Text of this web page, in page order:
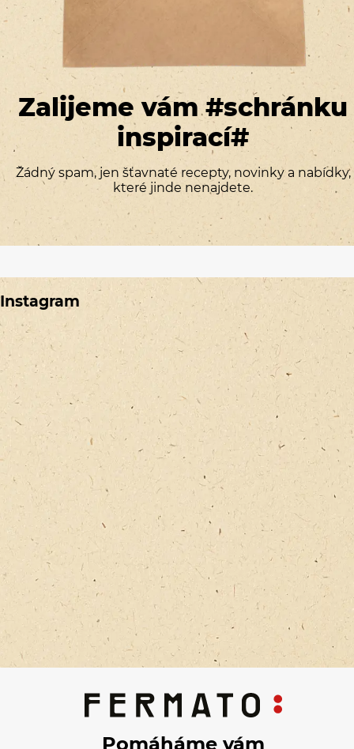
Zalijeme vám #schránku
inspirací#
Žádný spam, jen šťavnaté recepty, novinky a nabídky,
které jinde nenajdete.
Instagram
Pomáháme vám